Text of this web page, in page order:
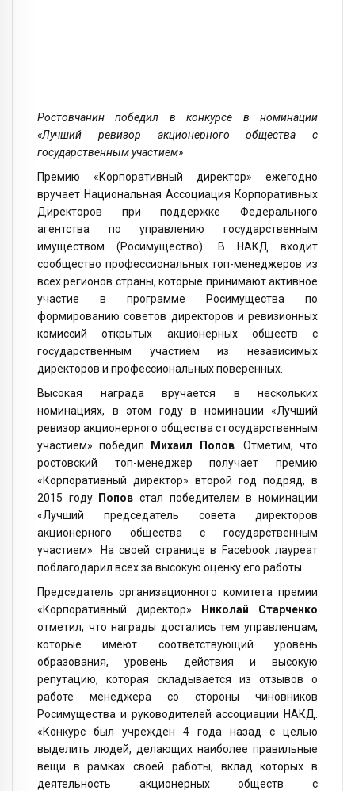
Ростовчанин победил в конкурсе в номинации
«Лучший ревизор акционерного общества с
государственным участием»
Премию «Корпоративный директор» ежегодно
вручает Национальная Ассоциация Корпоративных
Директоров при поддержке Федерального
агентства по управлению государственным
имуществом (Росимущество). В НАКД входит
сообщество профессиональных топ-менеджеров из
всех регионов страны, которые принимают активное
участие в программе Росимущества по
формированию советов директоров и ревизионных
комиссий открытых акционерных обществ с
государственным участием из независимых
директоров и профессиональных поверенных.
Высокая награда вручается в нескольких
номинациях, в этом году в номинации «Лучший
ревизор акционерного общества с государственным
участием» победил
Михаил Попов. Отметим, что
ростовский топ-менеджер получает премию
«Корпоративный директор» второй год подряд, в
2015 году
Попов стал победителем в номинации
«Лучший председатель совета директоров
акционерного общества с государственным
участием». На своей странице в Facebook лауреат
поблагодарил всех за высокую оценку его работы.
Председатель организационного комитета премии
«Корпоративный директор»
Николай Старченко
отметил, что награды достались тем управленцам,
которые имеют соответствующий уровень
образования, уровень действия и высокую
репутацию, которая складывается из отзывов о
работе менеджера со стороны чиновников
Росимущества и руководителей ассоциации НАКД.
«Конкурс был учрежден 4 года назад с целью
выделить людей, делающих наиболее правильные
вещи в рамках своей работы, вклад которых в
деятельность акционерных обществ с